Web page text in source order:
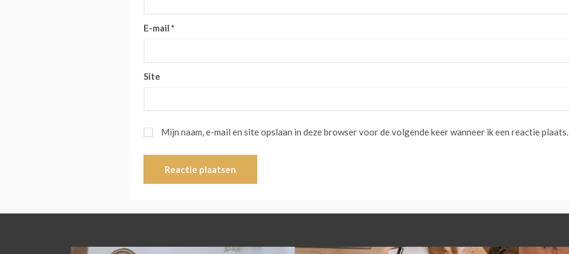
E-mail *
Site
Mijn naam, e-mail en site opslaan in deze browser voor de volgende keer wanneer ik een reactie plaats.